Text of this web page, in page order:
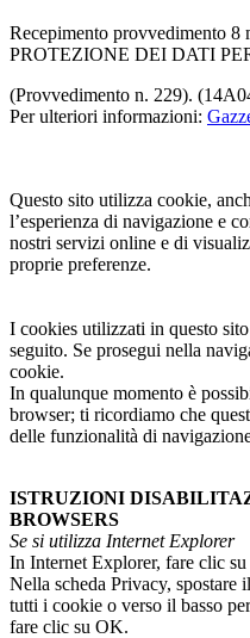
Recepimento provvedimento
PROTEZIONE DEI DATI
(Provvedimento n. 229).
Per ulteriori informazioni:
Questo sito utilizza cookie,
l’esperienza di navigazione e
nostri servizi online e di
proprie preferenze.
I cookies utilizzati in questo
seguito. Se prosegui nella
cookie.
In qualunque momento è
browser; ti ricordiamo che
delle funzionalità di
ISTRUZIONI
BROWSERS
Se si utilizza Internet Explorer
In Internet Explorer, fare clic
Nella scheda Privacy, spostare
tutti i cookie o verso il basso
fare clic su OK.